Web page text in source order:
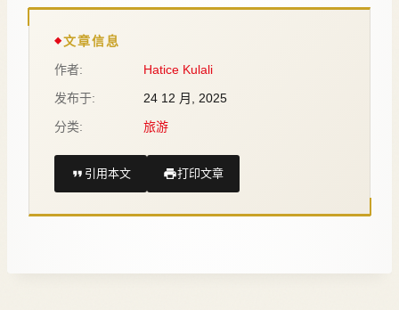
文章信息
作者:
Hatice Kulali
发布于:
24 12 月, 2025
分类:
旅游
引用本文 打印文章